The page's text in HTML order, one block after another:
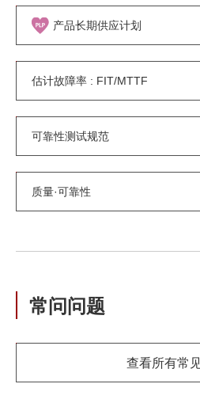
产品长期供应计划
估计故障率 : FIT/MTTF
可靠性测试规范
质量·可靠性
常问问题
查看所有常